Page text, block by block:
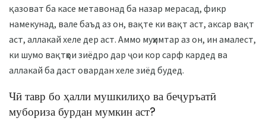
қазоват ба касе метавонад ба назар мерасад, фикр
намекунад, вале баъд аз он, вақте ки вақт аст, аксар вақт
аст, аллакай хеле дер аст. Аммо муҳимтар аз он, ин амалест,
ки шумо вақтҳои зиёдро дар ҷои кор сарф кардед ва
аллакай ба даст овардан хеле зиёд будед.
Чӣ тавр бо ҳалли мушкилиҳо ва беҷуръатӣ
мубориза бурдан мумкин аст?